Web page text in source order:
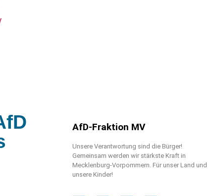
AfD-Fraktion MV
Unsere Verantwortung sind die Bürger!
Gemeinsam werden wir stärkste Kraft in
Mecklenburg-Vorpommern. Für unser Land und
unsere Kinder!